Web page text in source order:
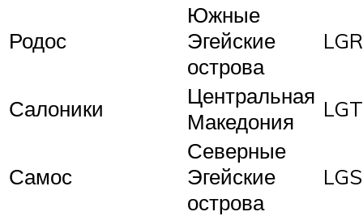
Родос
Южные
Эгейские
острова
Салоники
Центральная
Македония
Самос
Северные
Эгейские
острова